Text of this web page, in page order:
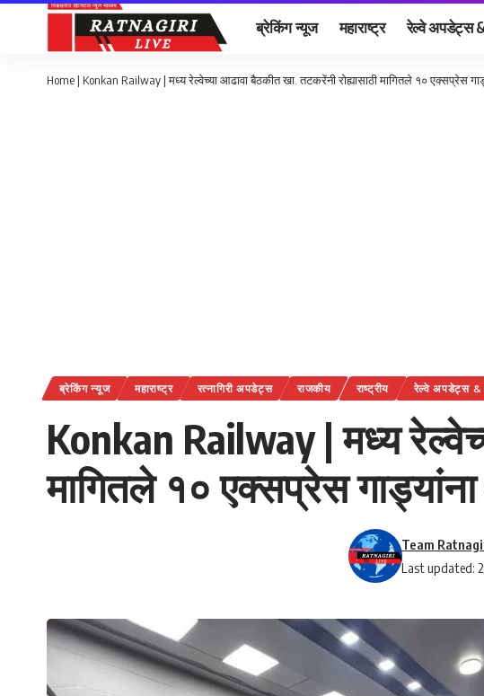
ब्रेकिंग न्यूज महाराष्ट्र रेल्वे अपडेट्स
Home | Konkan Railway | मध्य रेल्वेच्या आढावा बैठकीत खा. तटकरेंनी रोह्यासाठी मागितले १० एक्सप्रेस
ब्रेकिंग न्यूज महाराष्ट्र रत्नागिरी अपडेट्स राजकीय राष्ट्रीय रेल्वे अपडेट्स &
Konkan Railway | मध्य
मागितले १० एक्सप्रेस
Last updated:
Team